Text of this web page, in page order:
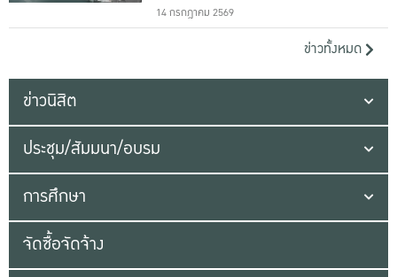
14 กรกฎาคม 2569
ข่าวทั้งหมด
ข่าวนิสิต
ประชุม/สัมมนา/อบรม
การศึกษา
จัดซื้อจัดจ้าง